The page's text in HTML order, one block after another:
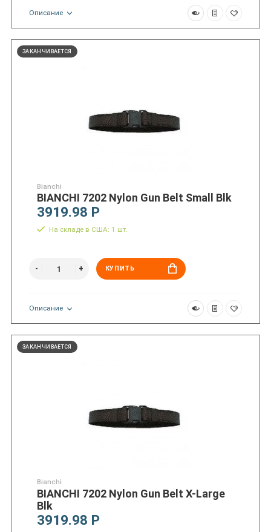
Описание
ЗАКАНЧИВАЕТСЯ
Bianchi
BIANCHI 7202 Nylon Gun Belt Small Blk
3919.98 Р
На складе в США: 1 шт.
КУПИТЬ
Описание
ЗАКАНЧИВАЕТСЯ
Bianchi
BIANCHI 7202 Nylon Gun Belt X-Large
Blk
3919.98 Р